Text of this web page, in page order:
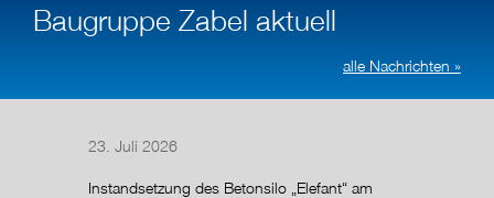
Baugruppe Zabel aktuell
alle Nachrichten »
23. Juli 2026
Instandsetzung des Betonsilo „Elefant“ am